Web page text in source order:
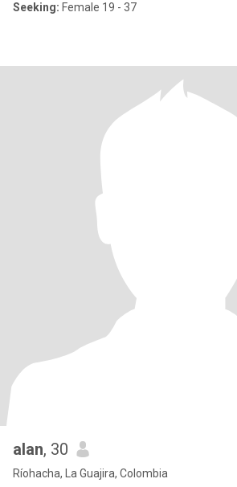
Seeking: Female 19 - 37
alan, 30
Ríohacha, La Guajira, Colombia